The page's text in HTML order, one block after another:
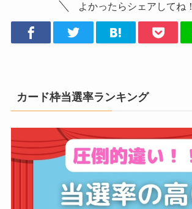
よかったらシェアしてね！
カード枠当選率ランキング